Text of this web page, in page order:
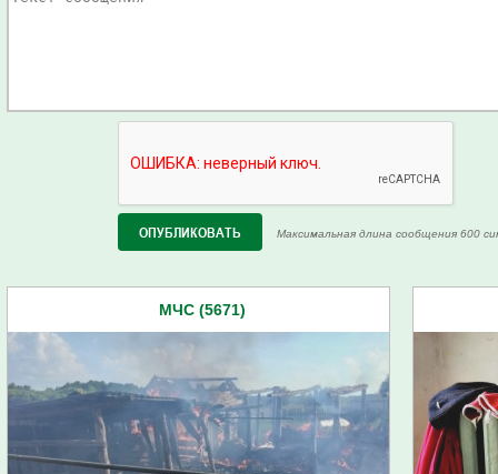
Максимальная длина сообщения 600
МЧС (5671)